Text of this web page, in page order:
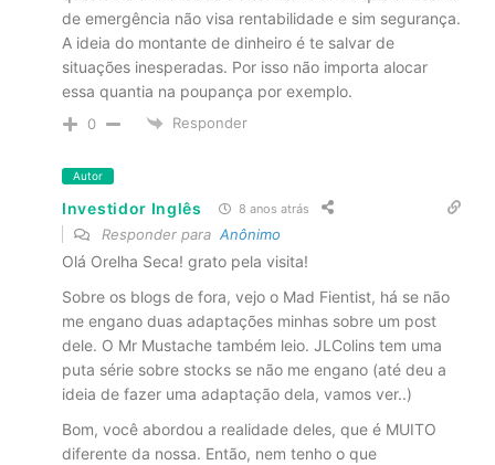
de emergência não visa rentabilidade e sim segurança.
A ideia do montante de dinheiro é te salvar de
situações inesperadas. Por isso não importa alocar
essa quantia na poupança por exemplo.
0 Responder
Autor
Investidor Inglês 8 anos atrás
Responder para Anônimo
Olá Orelha Seca! grato pela visita!
Sobre os blogs de fora, vejo o Mad Fientist, há se não
me engano duas adaptações minhas sobre um post
dele. O Mr Mustache também leio. JLColins tem uma
puta série sobre stocks se não me engano (até deu a
ideia de fazer uma adaptação dela, vamos ver..)
Bom, você abordou a realidade deles, que é MUITO
diferente da nossa. Então, nem tenho o que